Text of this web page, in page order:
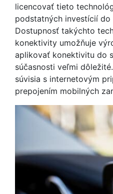
licencovať tieto
podstatných investícií do
Dostupnosť takýchto
konektivity umožňuje
aplikovať konektivitu do
súčasnosti veľmi
súvisia s internetovým
prepojením mobilných